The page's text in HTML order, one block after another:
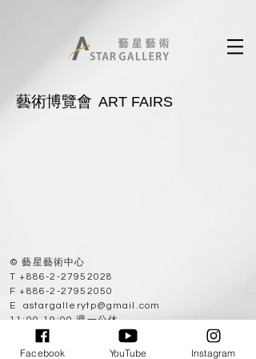
藝術博覽會 ART FAIRS
© 藝星藝術中心
T+886-2-27952028
F+886-2-27952050
E astargallerytp@gmail.com
11:00-19:00 週一公休
10682 台北市大安區敦化南路二段63巷53弄9號
No. 9, Aly. 53, Ln. 63, Sec. 2, Dunhua S. Rd.,
Facebook YouTube Instagram